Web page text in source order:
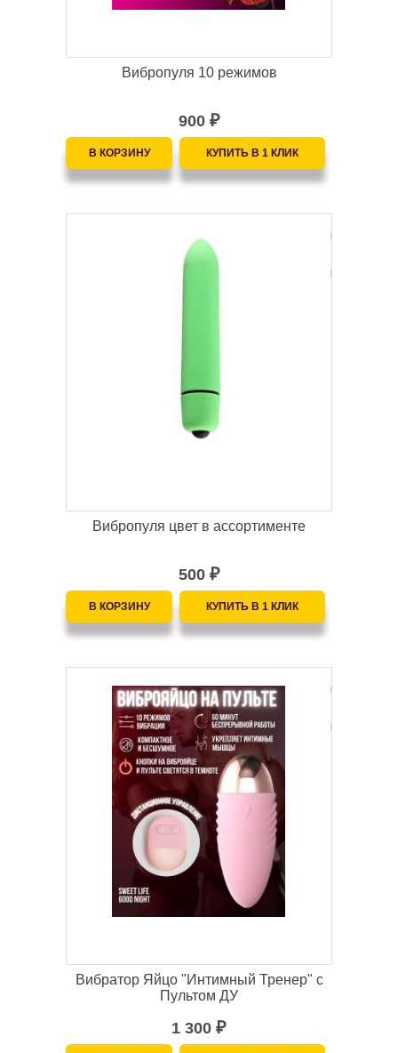
Вибропуля 10 режимов
900 ₽
Вибропуля цвет в ассортименте
500 ₽
Вибратор Яйцо "Интимный Тренер" с
Пультом ДУ
1 300 ₽